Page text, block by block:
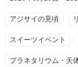
アジサイの見頃
スイーツイベント
プラネタリウム・天